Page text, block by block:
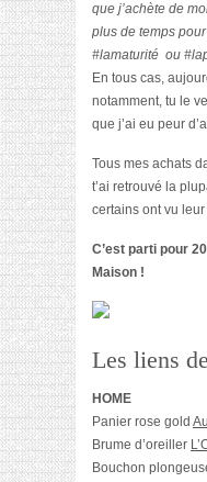
que j’achète de
plus de temps
#lamaturité ou
En tous cas,
notamment, tu le
que j’ai eu peur
Tous mes achats
t’ai retrouvé la
certains ont vu
C’est parti pour
Maison !
Les liens
HOME
Panier rose gold
Brume d’oreiller
Bouchon